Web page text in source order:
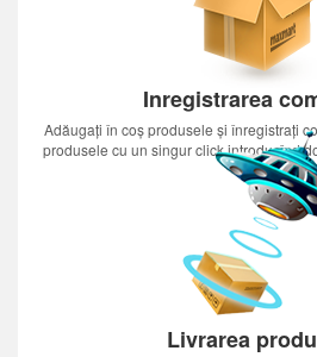
Inregistrarea
Adăugați în coș produsele și înregistrați
produsele cu un singur click introducînd
Livrarea